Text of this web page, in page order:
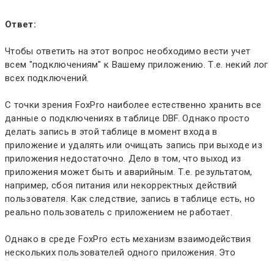
Ответ:
Чтобы ответить на этот вопрос необходимо вести учет
всем "подключениям" к Вашему приложению. Т.е. некий лог
всех подключений.
С точки зрения FoxPro наиболее естественно хранить все
данные о подключениях в таблице DBF. Однако просто
делать запись в этой таблице в момент входа в
приложение и удалять или очищать запись при выходе из
приложения недостаточно. Дело в том, что выход из
приложения может быть и аварийным. Т.е. результатом,
например, сбоя питания или некорректных действий
пользователя. Как следствие, запись в таблице есть, но
реально пользователь с приложением не работает.
Однако в среде FoxPro есть механизм взаимодействия
нескольких пользователей одного приложения. Это